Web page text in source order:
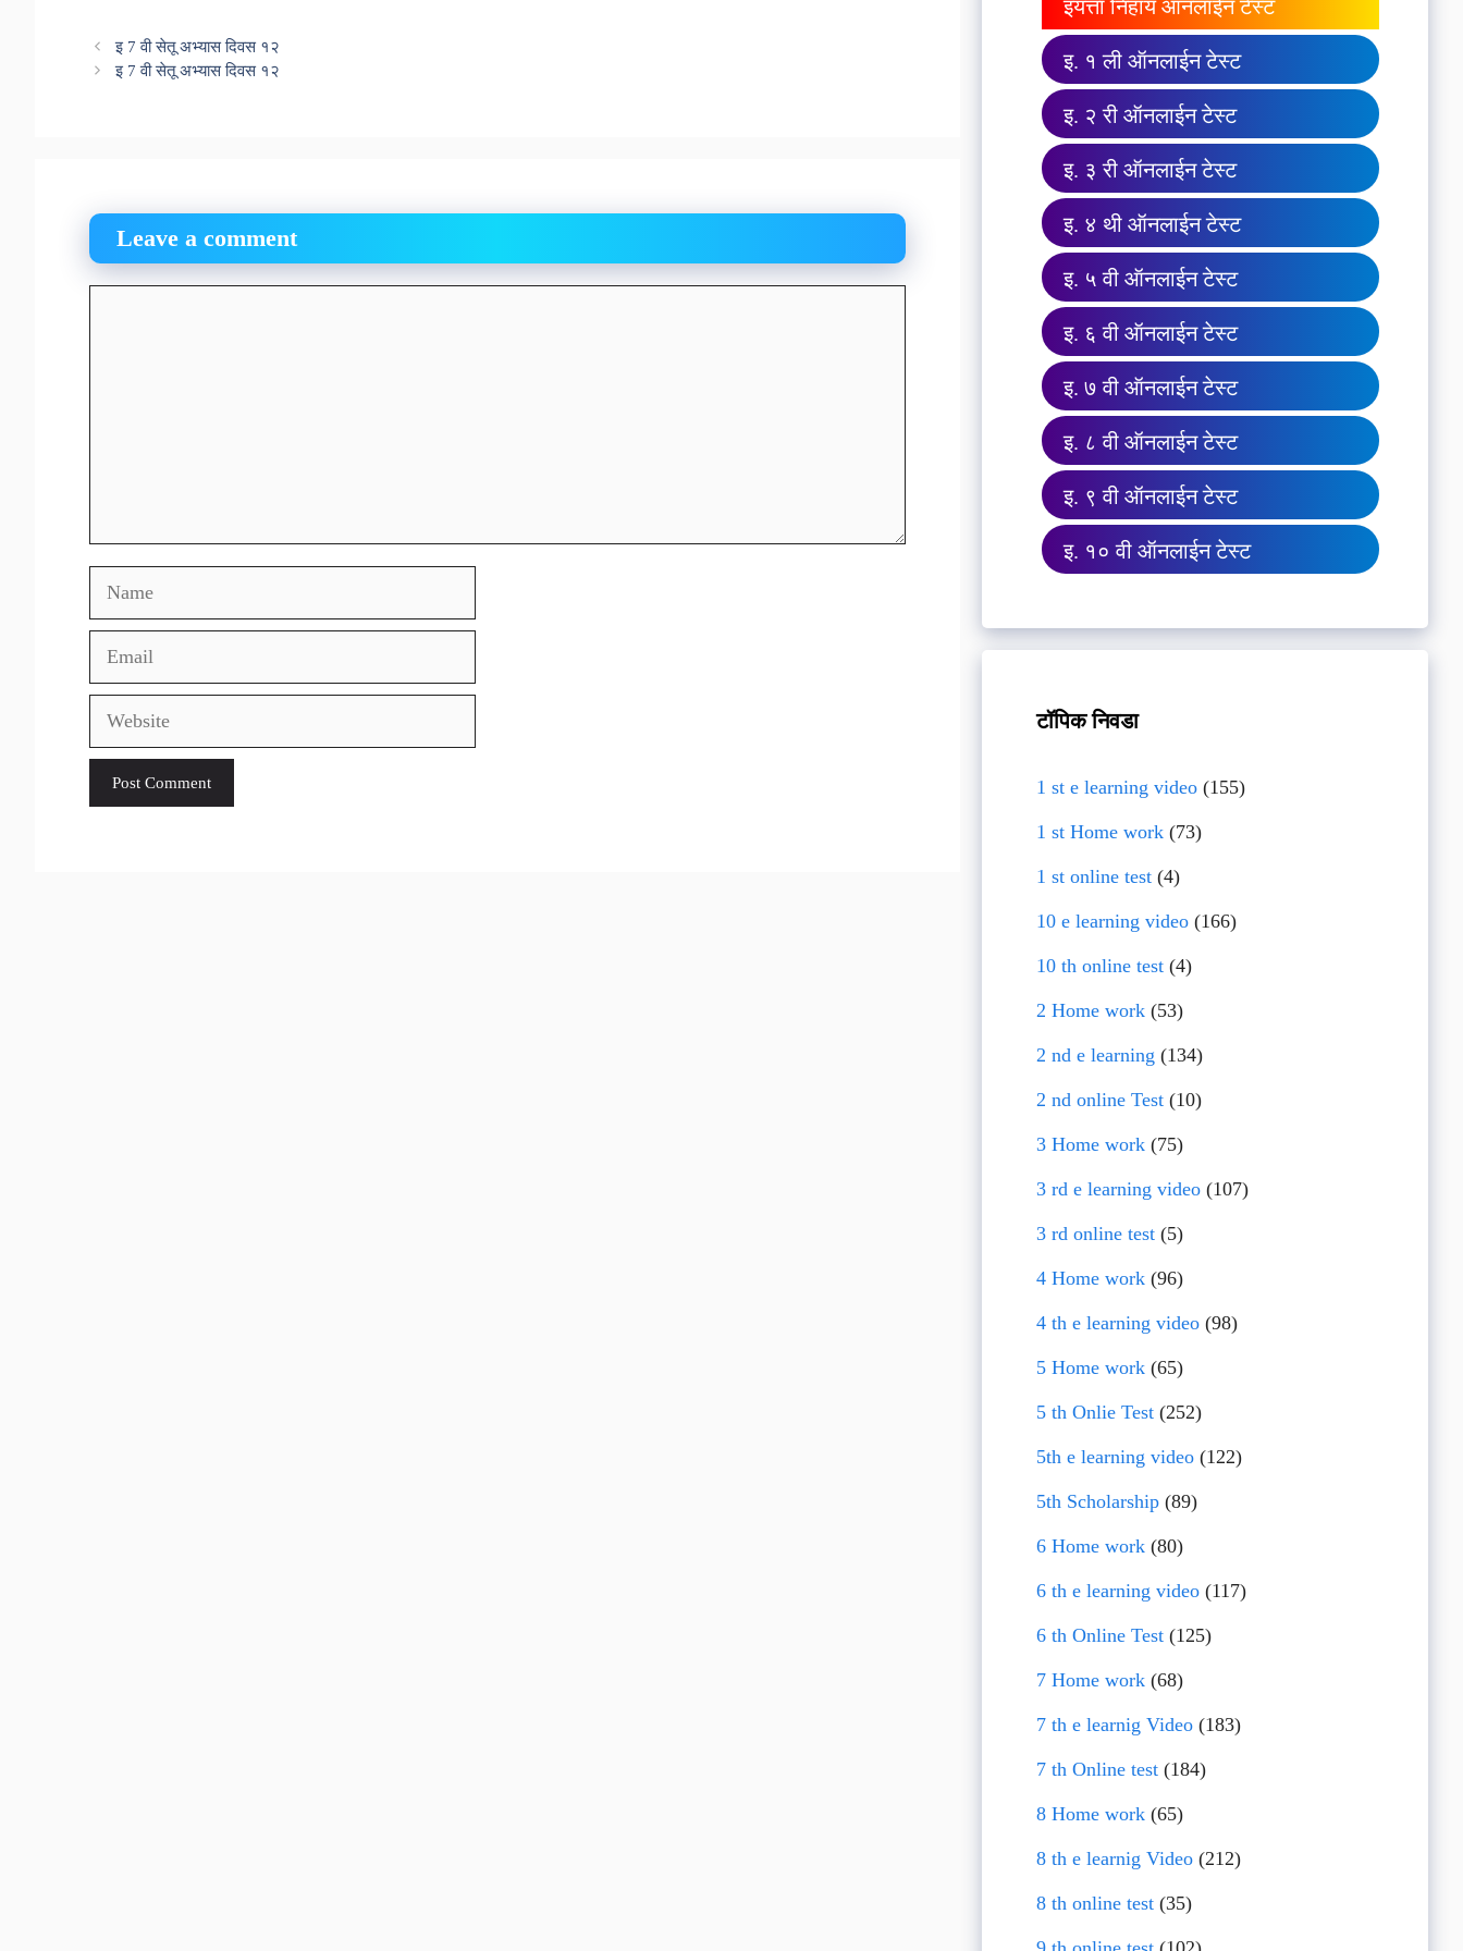
इ 7 वी सेतू अभ्यास दिवस १२
इ 7 वी सेतू अभ्यास दिवस १२
Leave a comment
Name
Email
Website
इयत्ता निहाय ऑनलाईन टेस्ट
इ. १ ली ऑनलाईन टेस्ट
इ. २ री ऑनलाईन टेस्ट
इ. ३ री ऑनलाईन टेस्ट
इ. ४ थी ऑनलाईन टेस्ट
इ. ५ वी ऑनलाईन टेस्ट
इ. ६ वी ऑनलाईन टेस्ट
इ. ७ वी ऑनलाईन टेस्ट
इ. ८ वी ऑनलाईन टेस्ट
इ. ९ वी ऑनलाईन टेस्ट
इ. १० वी ऑनलाईन टेस्ट
टॉपिक निवडा
1 st e learning video(155)
1 st Home work(73)
1 st online test(4)
10 e learning video(166)
10 th online test(4)
2 Home work(53)
2 nd e learning (134)
2 nd online Test(10)
3 Home work(75)
3 rd e learning video(107)
3 rd online test(5)
4 Home work(96)
4 th e learning video(98)
5 Home work(65)
5 th Onlie Test(252)
5th e learning video(122)
5th Scholarship(89)
6 Home work(80)
6 th e learning video(117)
6 th Online Test(125)
7 Home work(68)
7 th e learnig Video(183)
7 th Online test(184)
8 Home work(65)
8 th e learnig Video(212)
8 th online test(35)